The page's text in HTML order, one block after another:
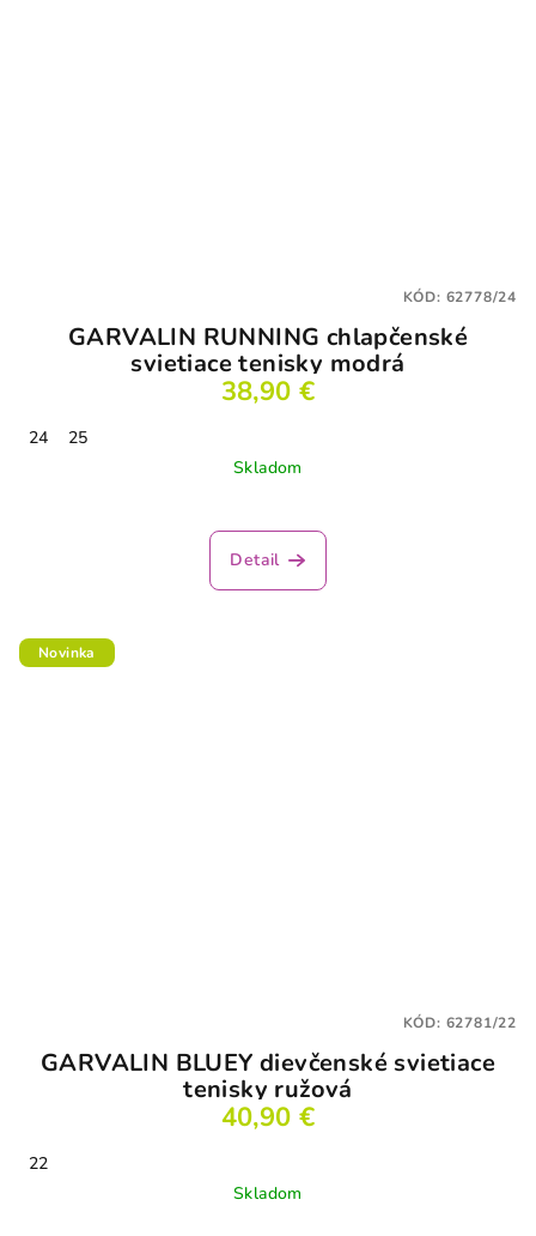
GARVALIN RUNNING chlapčenské
svietiace tenisky modrá
38,90 €
24
25
Skladom
Detail
KÓD: 62778/24
Novinka
GARVALIN BLUEY dievčenské svietiace
tenisky ružová
40,90 €
22
Skladom
KÓD: 62781/22